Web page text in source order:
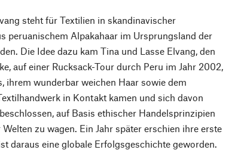
steht für Textilien in skandinavischer
peruanischem Alpakahaar im Ursprungsland der
Die Idee dazu kam Tina und Lasse Elvang, den
auf einer Rucksack-Tour durch Peru im Jahr 2002,
ihrem wunderbar weichen Haar sowie dem
in Kontakt kamen und sich davon
auf Basis ethischer Handelsprinzipien
zu wagen. Ein Jahr später erschien ihre erste
daraus eine globale Erfolgsgeschichte geworden.